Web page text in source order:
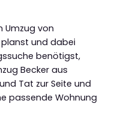
Umzug von
planst und dabei
benötigst,
Becker aus
Tat zur Seite und
passende Wohnung